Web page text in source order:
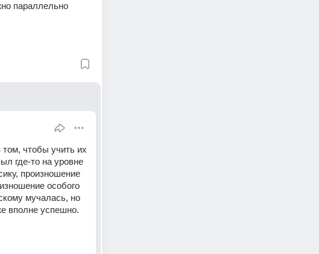
параллельно
том, чтобы учить их
где-то на уровне
произношение
особого
мучалась, но
вполне успешно.